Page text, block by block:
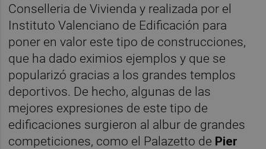
Conselleria de Vivienda y realizada por el
Instituto Valenciano de Edificación para
poner en valor este tipo de construcciones,
que ha dado eximios ejemplos y que se
popularizó gracias a los grandes templos
deportivos. De hecho, algunas de las
mejores expresiones de este tipo de
edificaciones surgieron al albur de grandes
competiciones, como el Palazetto de Pier